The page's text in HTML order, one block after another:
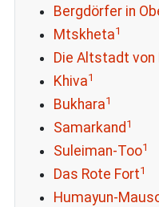
Bergdörfer in
Mtskheta1
Die Altstadt von
Khiva1
Bukhara1
Samarkand 1
Suleiman-Too1
Das Rote Fort1
Humayun-